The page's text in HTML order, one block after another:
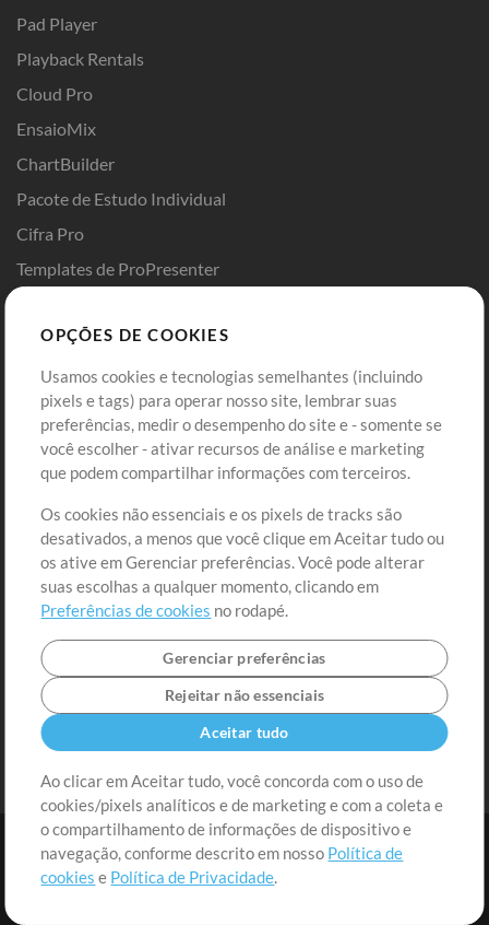
Pad Player
Playback Rentals
Cloud Pro
EnsaioMix
ChartBuilder
Pacote de Estudo Individual
Cifra Pro
Templates de ProPresenter
Comprar Créditos
Conteúdo Grátis
Solicite uma Música
Extras
Sessões
Envie seu conteúdo
Playlist
MT Conference
Entre
Cadastre-se
Ir ao carrinho
Termos | Política de Privacidade
OPÇÕES DE COOKIES
Usamos cookies e tecnologias semelhantes (incluindo
pixels e tags) para operar nosso site, lembrar suas
preferências, medir o desempenho do site e - somente se
você escolher - ativar recursos de análise e marketing
que podem compartilhar informações com terceiros.
Os cookies não essenciais e os pixels de tracks são
desativados, a menos que você clique em Aceitar tudo ou
os ative em Gerenciar preferências. Você pode alterar
suas escolhas a qualquer momento, clicando em
Preferências de cookies no rodapé.
Gerenciar preferências
Rejeitar não essenciais
Aceitar tudo
Ao clicar em Aceitar tudo, você concorda com o uso de
cookies/pixels analíticos e de marketing e com a coleta e
o compartilhamento de informações de dispositivo e
navegação, conforme descrito em nosso Política de
cookies e Política de Privacidade.